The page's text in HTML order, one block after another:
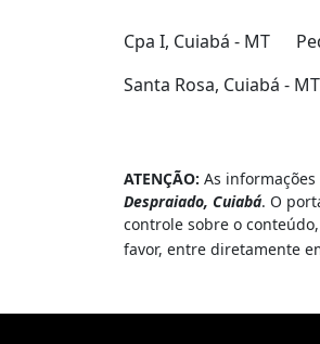
Cpa I, Cuiabá - MT
Santa Rosa, Cuiabá - MT
ATENÇÃO: As
Despraiado, Cuiabá. O
controle sobre o
favor, entre diretamente